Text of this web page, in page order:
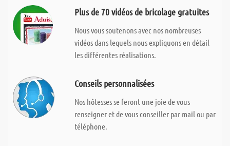
Plus de 70 vidéos de bricolage gratuites
Nous vous soutenons avec nos nombreuses
vidéos dans lequels nous expliquons en détail
les différentes réalisations.
Conseils personnalisées
Nos hôtesses se feront une joie de vous
renseigner et de vous conseiller par mail ou par
téléphone.